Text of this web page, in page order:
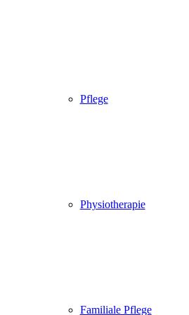
Pflege
Physiotherapie
Familiale Pflege